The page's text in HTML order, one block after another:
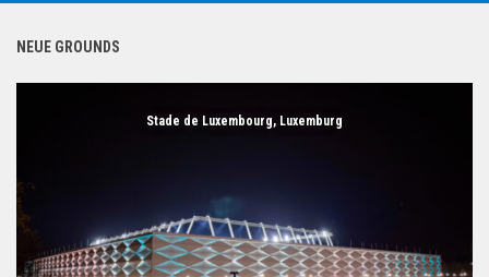
NEUE GROUNDS
Stade de Luxembourg, Luxemburg